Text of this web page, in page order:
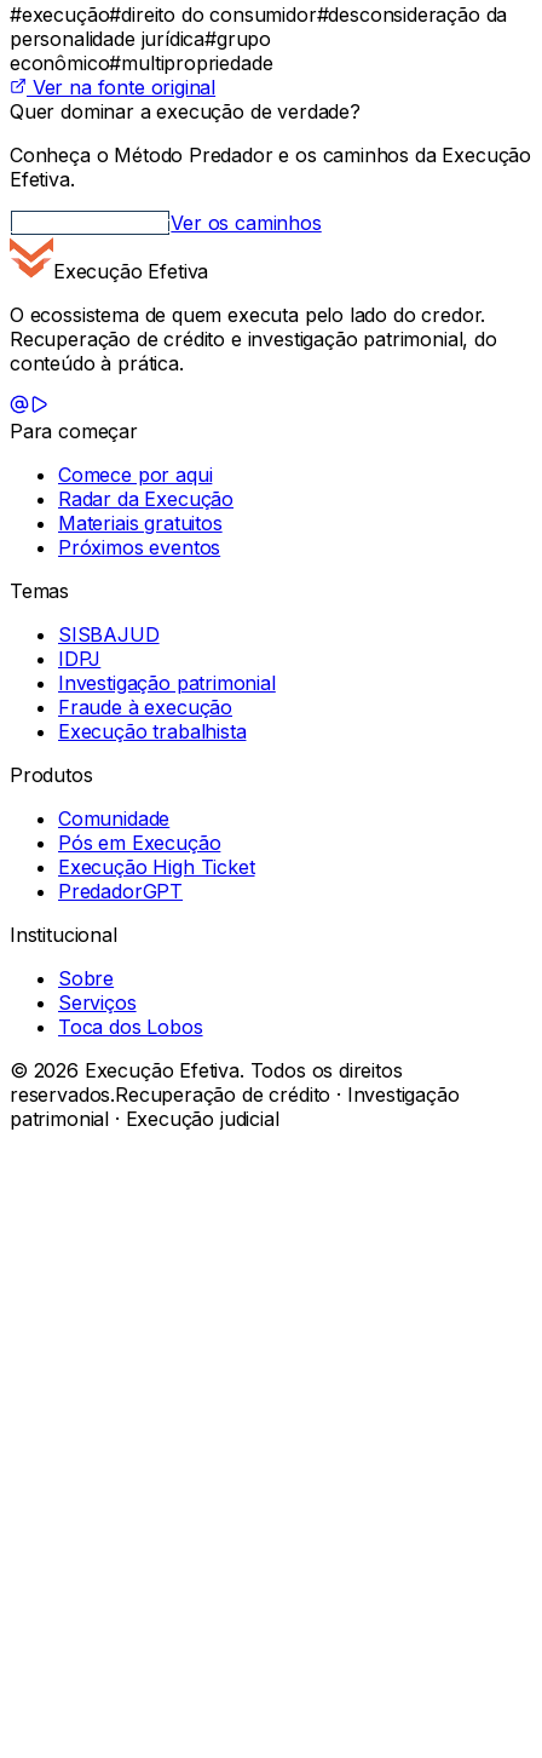
#execução#direito do consumidor#desconsideração da
personalidade jurídica#grupo
econômico#multipropriedade
Ver na fonte original
Quer dominar a execução de verdade?
Conheça o Método Predador e os caminhos da Execução
Efetiva.
Método PredadorVer os caminhos
Execução Efetiva
O ecossistema de quem executa pelo lado do credor.
Recuperação de crédito e investigação patrimonial, do
conteúdo à prática.
Para começar
Comece por aqui
Radar da Execução
Materiais gratuitos
Próximos eventos
Temas
SISBAJUD
IDPJ
Investigação patrimonial
Fraude à execução
Execução trabalhista
Produtos
Comunidade
Pós em Execução
Execução High Ticket
PredadorGPT
Institucional
Sobre
Serviços
Toca dos Lobos
© 2026 Execução Efetiva. Todos os direitos
reservados.Recuperação de crédito · Investigação
patrimonial · Execução judicial